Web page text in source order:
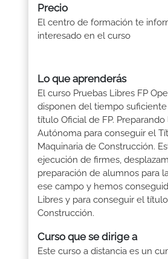
Precio
El centro de formación te
interesado en el curso
Lo que aprenderás
El curso Pruebas Libres FP
disponen del tiempo
título Oficial de FP.
Autónoma para conseguir el
Maquinaria de Construcción.
ejecución de firmes,
preparación de alumnos para
ese campo y hemos
Libres y para conseguir el
Construcción.
Curso que se dirige a
Este curso a distancia es un